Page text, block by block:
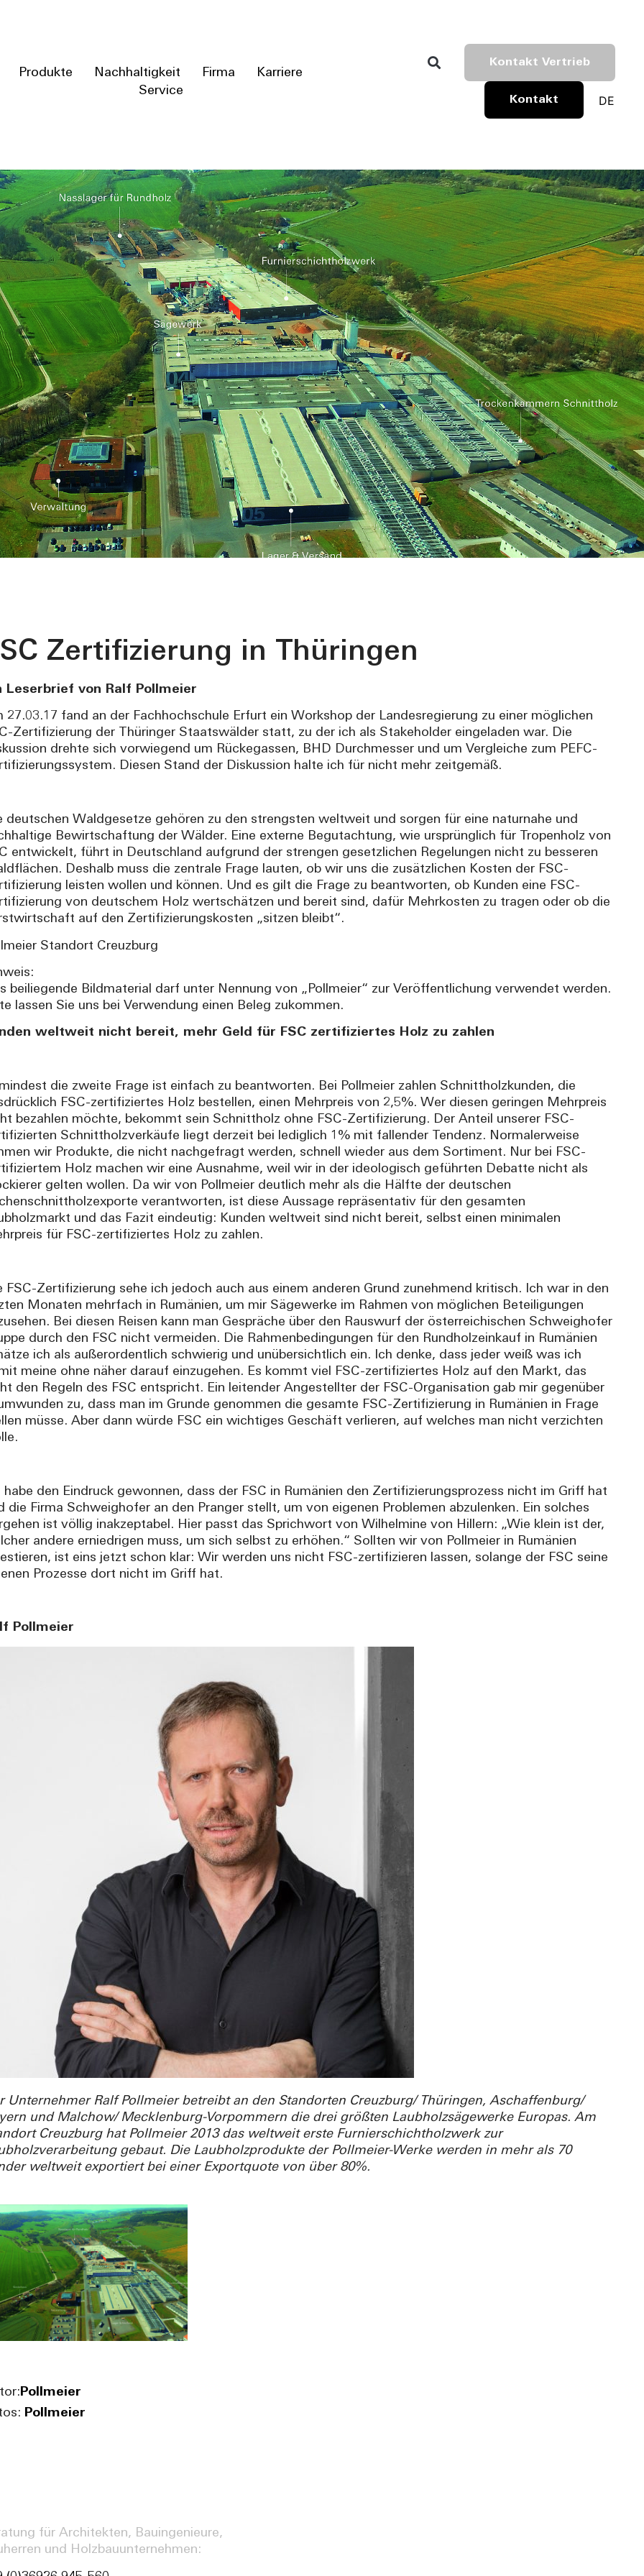
Produkte Nachhaltigkeit Firma
Karriere
Service
Kontakt Vertrieb
Kontakt DE
Zertifizierung in Thüringen
Leserbrief von Ralf Pollmeier
27.03.17 fand an der Fachhochschule Erfurt ein Workshop der Landesregierung zu einer möglichen
Zertifizierung der Thüringer Staatswälder statt, zu der ich als Stakeholder eingeladen war. Die
drehte sich vorwiegend um Rückegassen, BHD Durchmesser und um Vergleiche zum PEFC-
Diesen Stand der Diskussion halte ich für nicht mehr zeitgemäß.
deutschen Waldgesetze gehören zu den strengsten weltweit und sorgen für eine naturnahe und
Bewirtschaftung der Wälder. Eine externe Begutachtung, wie ursprünglich für Tropenholz von
entwickelt, führt in Deutschland aufgrund der strengen gesetzlichen Regelungen nicht zu besseren
Deshalb muss die zentrale Frage lauten, ob wir uns die zusätzlichen Kosten der FSC-
leisten wollen und können. Und es gilt die Frage zu beantworten, ob Kunden eine FSC-
von deutschem Holz wertschätzen und bereit sind, dafür Mehrkosten zu tragen oder ob die
auf den Zertifizierungskosten „sitzen bleibt“.
Standort Creuzburg
beiliegende Bildmaterial darf unter Nennung von „Pollmeier“ zur Veröffentlichung verwendet werden.
lassen Sie uns bei Verwendung einen Beleg zukommen.
weltweit nicht bereit, mehr Geld für FSC zertifiziertes Holz zu zahlen
die zweite Frage ist einfach zu beantworten. Bei Pollmeier zahlen Schnittholzkunden, die
FSC-zertifiziertes Holz bestellen, einen Mehrpreis von 2,5%. Wer diesen geringen Mehrpreis
bezahlen möchte, bekommt sein Schnittholz ohne FSC-Zertifizierung. Der Anteil unserer FSC-
Schnittholzverkäufe liegt derzeit bei lediglich 1% mit fallender Tendenz. Normalerweise
wir Produkte, die nicht nachgefragt werden, schnell wieder aus dem Sortiment. Nur bei FSC-
Holz machen wir eine Ausnahme, weil wir in der ideologisch geführten Debatte nicht als
gelten wollen. Da wir von Pollmeier deutlich mehr als die Hälfte der deutschen
verantworten, ist diese Aussage repräsentativ für den gesamten
und das Fazit eindeutig: Kunden weltweit sind nicht bereit, selbst einen minimalen
für FSC-zertifiziertes Holz zu zahlen.
FSC-Zertifizierung sehe ich jedoch auch aus einem anderen Grund zunehmend kritisch. Ich war in den
Monaten mehrfach in Rumänien, um mir Sägewerke im Rahmen von möglichen Beteiligungen
Bei diesen Reisen kann man Gespräche über den Rauswurf der österreichischen Schweighofer
durch den FSC nicht vermeiden. Die Rahmenbedingungen für den Rundholzeinkauf in Rumänien
ich als außerordentlich schwierig und unübersichtlich ein. Ich denke, dass jeder weiß was ich
meine ohne näher darauf einzugehen. Es kommt viel FSC-zertifiziertes Holz auf den Markt, das
den Regeln des FSC entspricht. Ein leitender Angestellter der FSC-Organisation gab mir gegenüber
zu, dass man im Grunde genommen die gesamte FSC-Zertifizierung in Rumänien in Frage
müsse. Aber dann würde FSC ein wichtiges Geschäft verlieren, auf welches man nicht verzichten
habe den Eindruck gewonnen, dass der FSC in Rumänien den Zertifizierungsprozess nicht im Griff hat
die Firma Schweighofer an den Pranger stellt, um von eigenen Problemen abzulenken. Ein solches
ist völlig inakzeptabel. Hier passt das Sprichwort von Wilhelmine von Hillern: „Wie klein ist der,
andere erniedrigen muss, um sich selbst zu erhöhen.“ Sollten wir von Pollmeier in Rumänien
ist eins jetzt schon klar: Wir werden uns nicht FSC-zertifizieren lassen, solange der FSC seine
Prozesse dort nicht im Griff hat.
Pollmeier
Unternehmer Ralf Pollmeier betreibt an den Standorten Creuzburg/ Thüringen, Aschaffenburg/
und Malchow/ Mecklenburg-Vorpommern die drei größten Laubholzsägewerke Europas. Am
Creuzburg hat Pollmeier 2013 das weltweit erste Furnierschichtholzwerk zur
gebaut. Die Laubholzprodukte der Pollmeier-Werke werden in mehr als 70
weltweit exportiert bei einer Exportquote von über 80%.
Pollmeier
Pollmeier
für Architekten, Bauingenieure,
und Holzbauunternehmen: